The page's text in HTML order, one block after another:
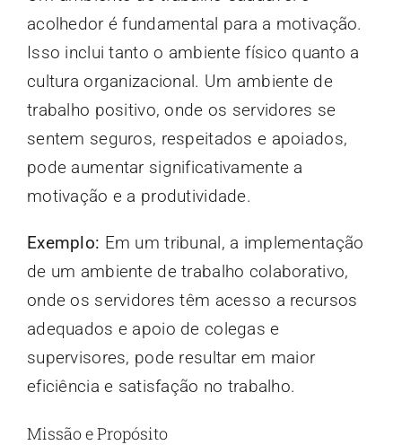
acolhedor é fundamental para a motivação.
Isso inclui tanto o ambiente físico quanto a
cultura organizacional. Um ambiente de
trabalho positivo, onde os servidores se
sentem seguros, respeitados e apoiados,
pode aumentar significativamente a
motivação e a produtividade.
Exemplo: Em um tribunal, a implementação
de um ambiente de trabalho colaborativo,
onde os servidores têm acesso a recursos
adequados e apoio de colegas e
supervisores, pode resultar em maior
eficiência e satisfação no trabalho.
Missão e Propósito